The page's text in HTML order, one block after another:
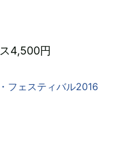
4,500円
フェスティバル2016